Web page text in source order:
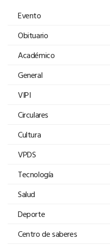
Evento
Obituario
Académico
General
VIPI
Circulares
Cultura
VPDS
Tecnología
Salud
Deporte
Centro de saberes